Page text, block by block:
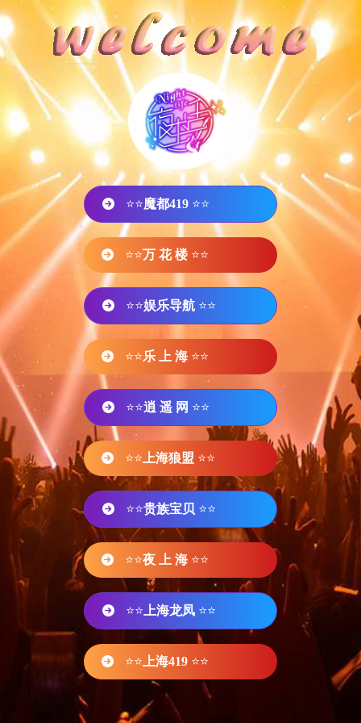
⭐⭐魔都419 ⭐⭐
⭐⭐万 花 楼 ⭐⭐
⭐⭐娱乐导航 ⭐⭐
⭐⭐乐 上 海 ⭐⭐
⭐⭐逍 遥 网 ⭐⭐
⭐⭐ 上海狼盟 ⭐⭐
⭐⭐贵族宝贝 ⭐⭐
⭐⭐夜 上 海 ⭐⭐
⭐⭐ 上海龙凤 ⭐⭐
⭐⭐ 上海419 ⭐⭐